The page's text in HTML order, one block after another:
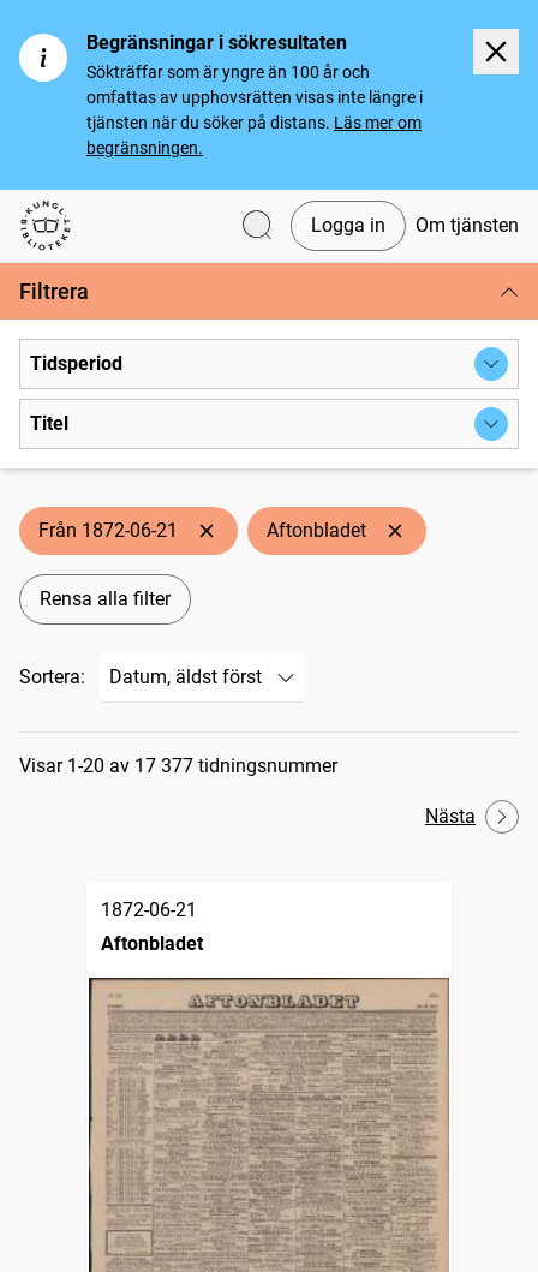
Begränsningar i sökresultaten
Sökträffar som är yngre än 100 år och
omfattas av upphovsrätten visas inte längre i
tjänsten när du söker på distans. Läs mer om
begränsningen.
Svenska tidningar
Logga in Om tjänsten
Filtrera
Tidsperiod
Titel
Från 1872-06-21 Aftonbladet
Rensa alla filter
Sortera:
Sökresultat
Visar 1-20 av 17 377 tidningsnummer
Nästa
1872-06-21
Aftonbladet